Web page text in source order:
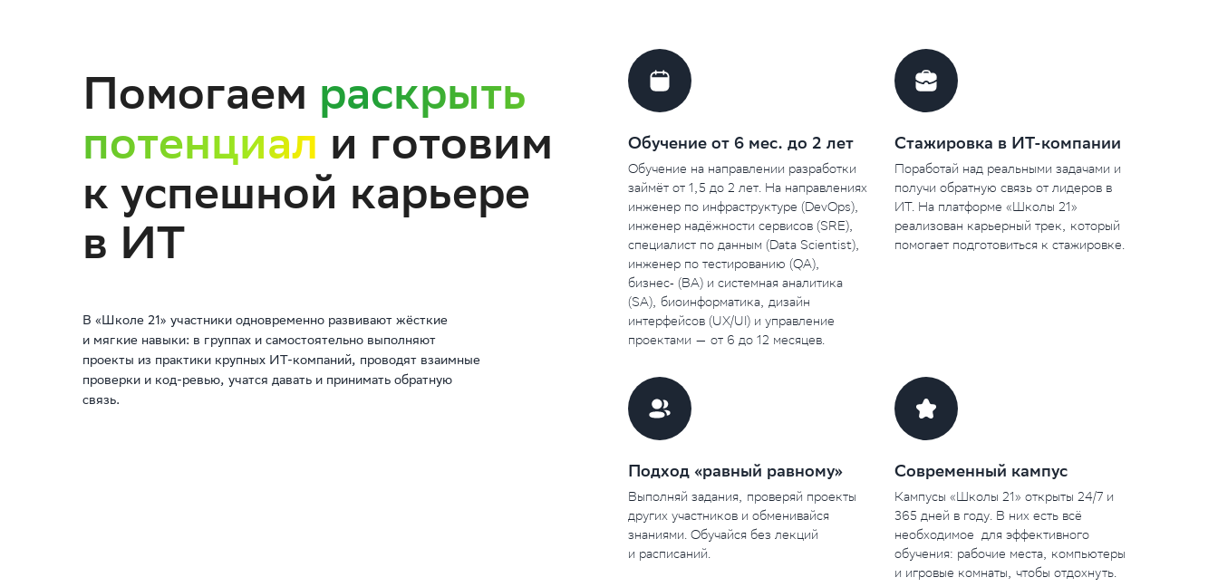
Помогаем раскрыть
потенциал и готовим
к успешной карьере
в ИТ
В «Школе 21» участники одновременно развивают жёсткие
и мягкие навыки: в группах и самостоятельно выполняют
проекты из практики крупных ИТ-компаний, проводят взаимные
проверки и код-ревью, учатся давать и принимать обратную
связь.
Обучение от 6 мес. до 2 лет
Обучение на направлении разработки
займёт от 1,5 до 2 лет. На направлениях
инженер по инфраструктуре (DevOps),
инженер надёжности сервисов (SRE),
специалист по данным (Data Scientist),
инженер по тестированию (QA),
бизнес‑ (BA) и системная аналитика
(SA), биоинформатика, дизайн
интерфейсов (UX/UI) и управление
проектами — от 6 до 12 месяцев.
Стажировка в ИТ-компании
Поработай над реальными задачами и
получи обратную связь от лидеров в
ИТ. На платформе «Школы 21»
реализован карьерный трек, который
помогает подготовиться к стажировке.
Подход «равный равному»
Выполняй задания, проверяй проекты
других участников и обменивайся
знаниями. Обучайся без лекций
и расписаний.
Современный кампус
Кампусы «Школы 21» открыты 24/7 и
365 дней в году. В них есть всё
необходимое  для эффективного
обучения: рабочие места, компьютеры
и игровые комнаты, чтобы отдохнуть.